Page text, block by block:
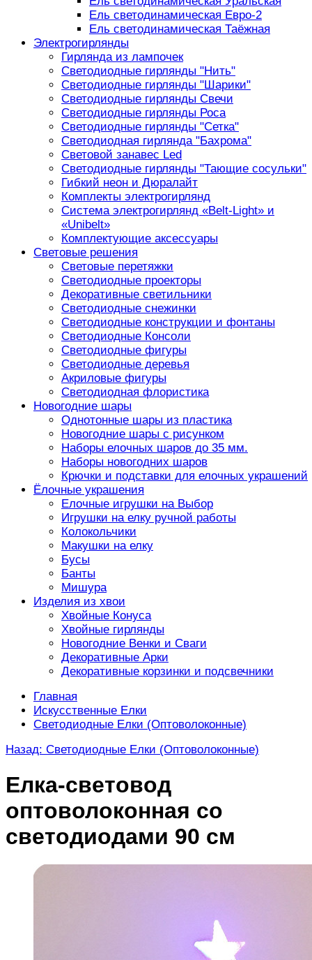
Ель светодинамическая Евро-2
Ель светодинамическая Таёжная
Электрогирлянды
Гирлянда из лампочек
Светодиодные гирлянды "Нить"
Светодиодные гирлянды "Шарики"
Светодиодные гирлянды Свечи
Светодиодные гирлянды Роса
Светодиодные гирлянды "Сетка"
Светодиодная гирлянда "Бахрома"
Световой занавес Led
Светодиодные гирлянды "Тающие сосульки"
Гибкий неон и Дюралайт
Комплекты электрогирлянд
Система электрогирлянд «Belt-Light» и
«Unibelt»
Комплектующие аксессуары
Световые решения
Световые перетяжки
Светодиодные проекторы
Декоративные светильники
Светодиодные снежинки
Светодиодные конструкции и фонтаны
Светодиодные Консоли
Светодиодные фигуры
Светодиодные деревья
Акриловые фигуры
Светодиодная флористика
Новогодние шары
Однотонные шары из пластика
Новогодние шары с рисунком
Наборы елочных шаров до 35 мм.
Наборы новогодних шаров
Крючки и подставки для елочных украшений
Ёлочные украшения
Елочные игрушки на Выбор
Игрушки на елку ручной работы
Колокольчики
Макушки на елку
Бусы
Банты
Мишура
Изделия из хвои
Хвойные Конуса
Хвойные гирлянды
Новогодние Венки и Сваги
Декоративные Арки
Декоративные корзинки и подсвечники
Главная
Искусственные Елки
Светодиодные Елки (Оптоволоконные)
Назад: Светодиодные Елки (Оптоволоконные)
Елка-световод
оптоволоконная со
светодиодами 90 см